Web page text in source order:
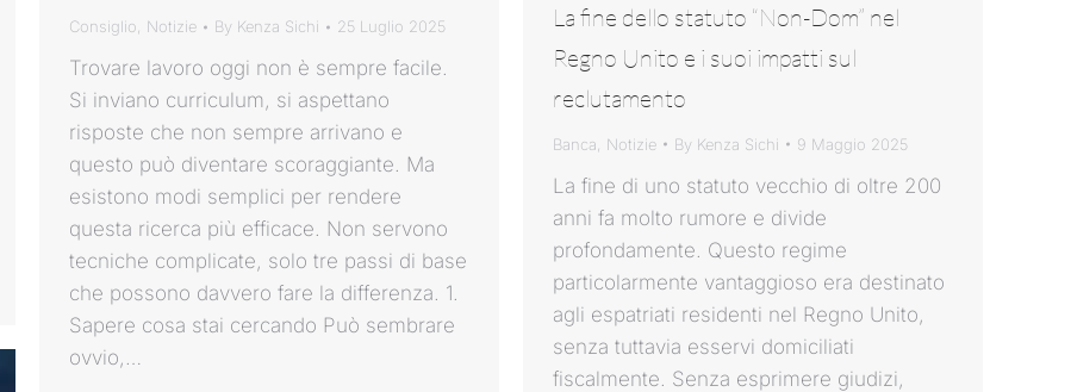
Consiglio Notizie By Kenza Sichi 25 Luglio 2025
Trovare lavoro oggi non è sempre facile.
Si inviano curriculum, si aspettano
risposte che non sempre arrivano e
questo può diventare scoraggiante. Ma
esistono modi semplici per rendere
questa ricerca più efficace. Non servono
tecniche complicate, solo tre passi di base
che possono davvero fare la differenza. 1.
Sapere cosa stai cercando Può sembrare
ovvio,…
La fine dello statuto “Non-Dom” nel
Regno Unito e i suoi impatti sul
reclutamento
Banca Notizie By Kenza Sichi 9 Maggio 2025
La fine di uno statuto vecchio di oltre 200
anni fa molto rumore e divide
profondamente. Questo regime
particolarmente vantaggioso era destinato
agli espatriati residenti nel Regno Unito,
senza tuttavia esservi domiciliati
fiscalmente. Senza esprimere giudizi,